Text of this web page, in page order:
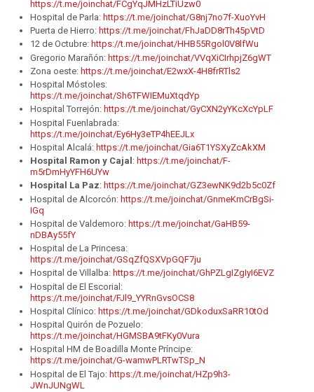
https://t.me/joinchat/FCgYqJMHzLTiUzw0
Hospital de Parla: https://t.me/joinchat/G8nj7no7f-XuoYvH
Puerta de Hierro: https://t.me/joinchat/FhJaDD8rTh45pVtD
12 de Octubre: https://t.me/joinchat/HHB55Rgol0V8lfWu
Gregorio Marañón: https://t.me/joinchat/VVqXiCIrhpjZ6gWT
Zona oeste: https://t.me/joinchat/E2wxX-4H8frRTls2
Hospital Móstoles:
https://t.me/joinchat/Sh6TFWIEMuXtqdYp
Hospital Torrejón: https://t.me/joinchat/GyCXN2yYKcXcYpLF
Hospital Fuenlabrada:
https://t.me/joinchat/Ey6Hy3eTP4hEEJLx
Hospital Alcalá: https://t.me/joinchat/Gia6T1YSXyZcAkXM
Hospital Ramon y Cajal : https://t.me/joinchat/F-
m5rDmHyYFH6UYw
Hospital La Paz: https://t.me/joinchat/GZ3ewNK9d2b5c0Zf
Hospital de Alcorcón: https://t.me/joinchat/GnmeKmCrBgSi-
IGq
Hospital de Valdemoro: https://t.me/joinchat/GaHB59-
nDBAy55fY
Hospital de La Princesa:
https://t.me/joinchat/GSqZfQSXVpGQF7ju
Hospital de Villalba: https://t.me/joinchat/GhPZLgIZgIyI6EVZ
Hospital de El Escorial:
https://t.me/joinchat/FJl9_YYRnGvsOCS8
Hospital Clínico: https://t.me/joinchat/GDkoduxSaRR10tOd
Hospital Quirón de Pozuelo:
https://t.me/joinchat/HGMSBA9tFKy0Vura
Hospital HM de Boadilla Monte Príncipe:
https://t.me/joinchat/G-wamwPLRTwTSp_N
Hospital de El Tajo: https://t.me/joinchat/HZp9h3-
JWnJUNgWL